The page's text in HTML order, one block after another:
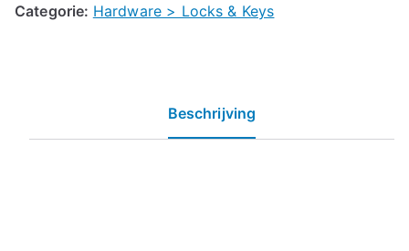
Categorie: Hardware > Locks & Keys
Beschrijving